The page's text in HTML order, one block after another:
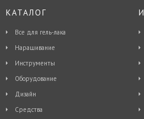
КАТАЛОГ
Все для гель-лака
Наращивание
Инструменты
Оборудование
Дизайн
Средства